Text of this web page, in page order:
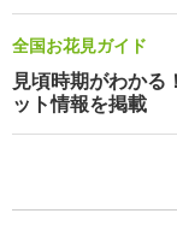
全国お花見ガイド
見頃時期がわかる
ット情報を掲載